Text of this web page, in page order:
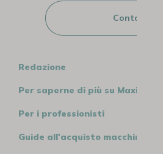
Contattaci
Redazione
Per saperne di più su MaxiCoffee
Per i professionisti
Guide all'acquisto macchine